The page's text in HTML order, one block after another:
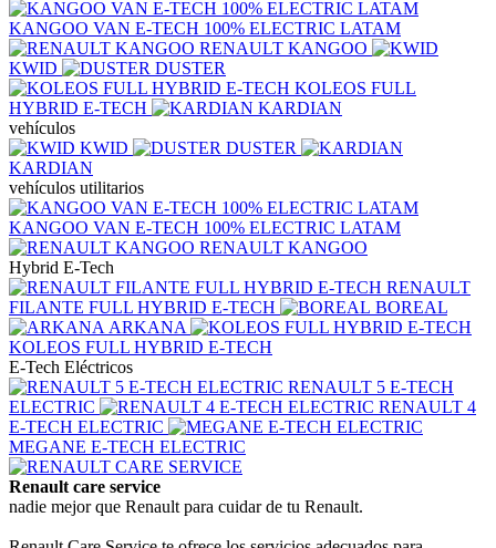
KANGOO VAN E‑TECH 100% ELECTRIC LATAM
RENAULT KANGOO
KWID
DUSTER
KOLEOS FULL
HYBRID E-TECH
KARDIAN
vehículos
KWID
DUSTER
KARDIAN
vehículos utilitarios
KANGOO VAN E‑TECH 100% ELECTRIC LATAM
RENAULT KANGOO
Hybrid E-Tech
RENAULT
FILANTE FULL HYBRID E-TECH
BOREAL
ARKANA
KOLEOS FULL HYBRID E-TECH
E-Tech Eléctricos
RENAULT 5 E‑TECH
ELECTRIC
RENAULT 4
E‑TECH ELECTRIC
MEGANE E-TECH ELECTRIC
Renault care service
nadie mejor que Renault para cuidar de tu Renault.